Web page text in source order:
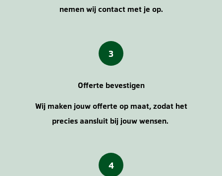
nemen wij contact met je op.
3
Offerte bevestigen
Wij maken jouw offerte op maat, zodat het
precies aansluit bij jouw wensen.
4